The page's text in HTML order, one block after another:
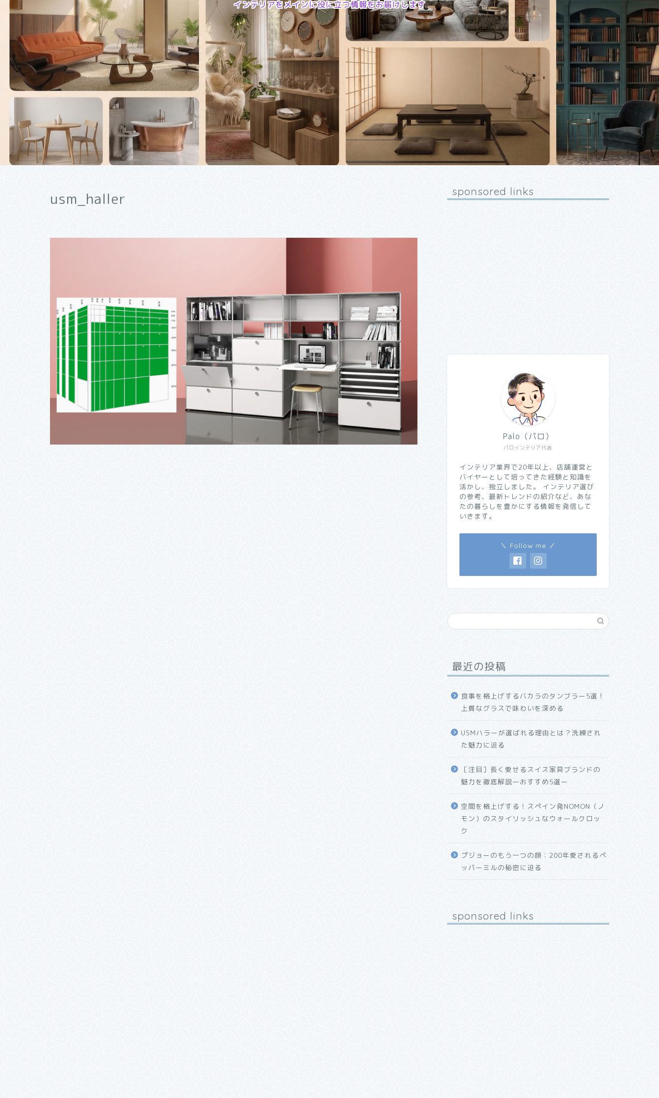
インテリアをメインに役に立つ情報をお届けします
usm_haller sponsored links
パロインテリア代表
Palo（パロ）
インテリア業界で20年以上、店舗運営と
バイヤーとして培ってきた経験と知識を
活かし、独立しました。 インテリア選び
の参考、最新トレンドの紹介など、あな
たの暮らしを豊かにする情報を発信して
いきます。
＼ Follow me ／
最近の投稿
食事を格上げするバカラのタンブラー5選！
上質なグラスで味わいを深める
USMハラーが選ばれる理由とは？洗練され
た魅力に迫る
［注目］長く愛せるスイス家具ブランドの
魅力を徹底解説ーおすすめ5選ー
空間を格上げする！スペイン発NOMON（ノ
モン）のスタイリッシュなウォールクロッ
ク
プジョーのもう一つの顔：200年愛されるペ
ッパーミルの秘密に迫る
sponsored links